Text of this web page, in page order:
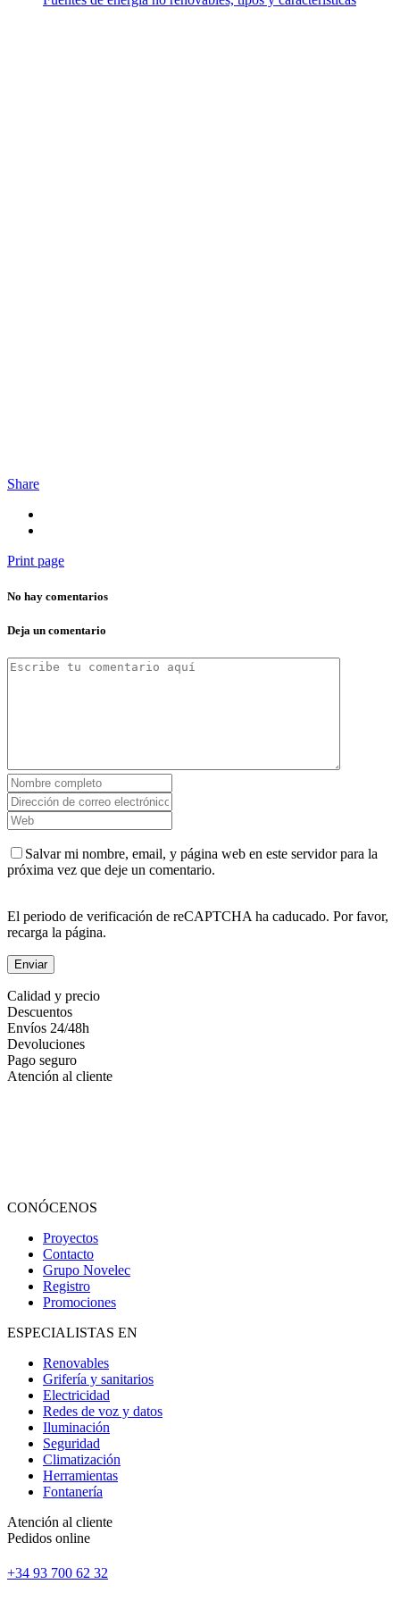
Share
Print page
No hay comentarios
Deja un comentario
Salvar mi nombre, email, y página web en este servidor para la
próxima vez que deje un comentario.
El periodo de verificación de reCAPTCHA ha caducado. Por favor,
recarga la página.
Calidad y precio
Descuentos
Envíos 24/48h
Devoluciones
Pago seguro
Atención al cliente
CONÓCENOS
Proyectos
Contacto
Grupo Novelec
Registro
Promociones
ESPECIALISTAS EN
Renovables
Grifería y sanitarios
Electricidad
Redes de voz y datos
Iluminación
Seguridad
Climatización
Herramientas
Fontanería
Atención al cliente
Pedidos online
+34 93 700 62 32